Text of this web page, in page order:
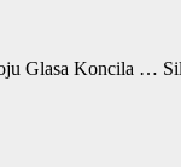
Glasa Koncila …